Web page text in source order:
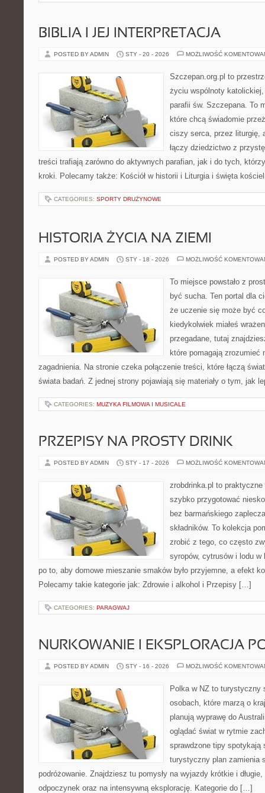
BIBLIA I JEJ INTERPRETACJA
POSTED BY ADMIN STY - 20 - 2026 MOŻLIWOŚĆ
Szczepan.org.pl to
życiu wspólnoty
parafii św. Szczepana. To
które chcą świadomie
ciszy serca, przez liturgię,
łączy dziedzictwo z
treści trafiają zarówno do aktywnych parafian, jak i do tych,
kroki. Polecamy także: Kościół w historii i Liturgia i święta
CATEGORIES: SPORTY DRUŻYNOWE
HISTORIA ŻYCIA NA ZIEMI
POSTED BY ADMIN STY - 18 - 2026 MOŻLIWOŚĆ
To miejsce powstało z
być sucha. Ten portal dla
że uczenie się może być
kiedykolwiek miałeś
przegadane, tutaj
które pomagają zrozumieć
zagadnienia. Na stronie czeka połączenie treści, które łączą
świata badań. Z jednej strony pojawiają się materiały o tym, jak
CATEGORIES: MUZYKA FILMOWA I MUSICALE
PRZEPISY NA PROSTY DRINK
POSTED BY ADMIN STY - 17 - 2026 MOŻLIWOŚĆ
zrobdrinka.pl to
szybko przygotować
bez barmańskiego
składników. To kolekcja
zrobić z tego, co często
syropów, cytrusów i lodu w
po to, aby domowe mieszanie smaków było przyjemne, a efekt
Polecamy takie kategorie jak: Zdrowie i alkohol i Przepisy […]
CATEGORIES: PARAGWAJ
NURKOWANIE I EKSPLORACJA
POSTED BY ADMIN STY - 16 - 2026 MOŻLIWOŚĆ
Polka w NZ to turystyczny
osobach, które marzą o
planują wyprawę do
oglądać świat w rytmie
sprawdzone tipy spotykają
turystyczny plan zamienia
podróżowanie. Znajdziesz tu pomysły na wyjazdy krótkie i
odpoczynek oraz na intensywną eksplorację. Kategorie do […]